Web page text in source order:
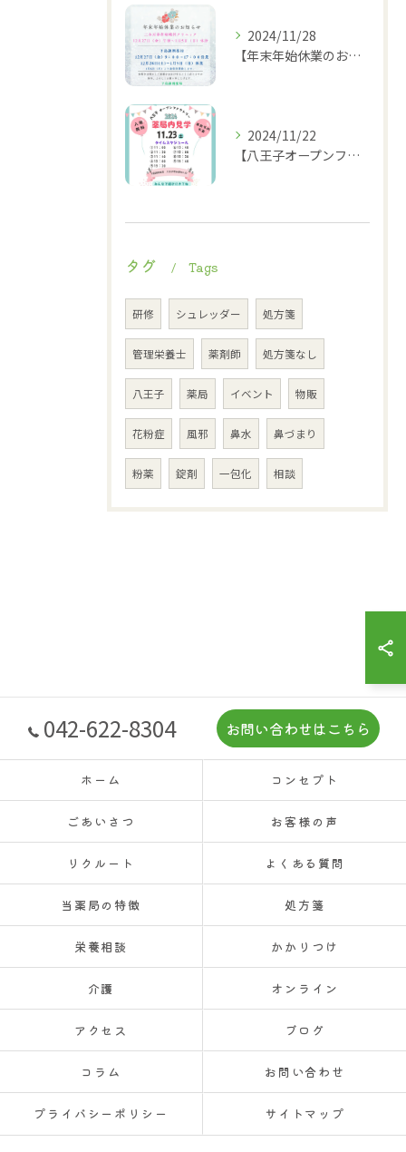
2024/11/28
【年末年始休業のお知らせ】
2024/11/22
【八王子オープンファクトリー薬局内見学タイムスケジュール】
タグ Tags
研修 シュレッダー 処方箋
管理栄養士 薬剤師 処方箋なし
八王子 薬局 イベント 物販
花粉症 風邪 鼻水 鼻づまり
粉薬 錠剤 一包化 相談
042-622-8304 お問い合わせはこちら
ホーム コンセプト
ごあいさつ お客様の声
リクルート よくある質問
当薬局の特徴 処方箋
栄養相談 かかりつけ
介護 オンライン
アクセス ブログ
コラム お問い合わせ
プライバシーポリシー サイトマップ